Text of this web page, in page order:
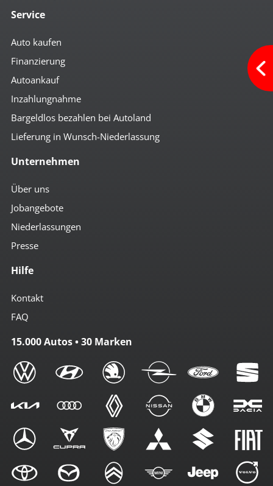
Service
Auto kaufen
Finanzierung
Autoankauf
Inzahlungnahme
Bargeldlos bezahlen bei Autoland
Lieferung in Wunsch-Niederlassung
Unternehmen
Über uns
Jobangebote
Niederlassungen
Presse
Hilfe
Kontakt
FAQ
15.000 Autos • 30 Marken